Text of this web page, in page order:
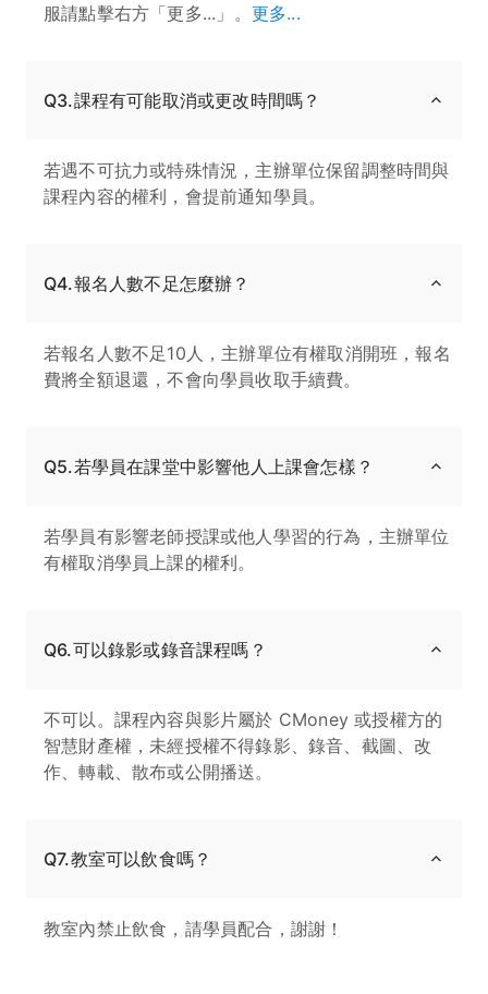
服請點擊右方「更多...」。 更多...
Q3.課程有可能取消或更改時間嗎？
若遇不可抗力或特殊情況，主辦單位保留調整時間與
課程內容的權利，會提前通知學員。
Q4.報名人數不足怎麼辦？
若報名人數不足10人，主辦單位有權取消開班，報名
費將全額退還，不會向學員收取手續費。
Q5.若學員在課堂中影響他人上課會怎樣？
若學員有影響老師授課或他人學習的行為，主辦單位
有權取消學員上課的權利。
Q6.可以錄影或錄音課程嗎？
不可以。課程內容與影片屬於 CMoney 或授權方的
智慧財產權，未經授權不得錄影、錄音、截圖、改
作、轉載、散布或公開播送。
Q7.教室可以飲食嗎？
教室內禁止飲食，請學員配合，謝謝！